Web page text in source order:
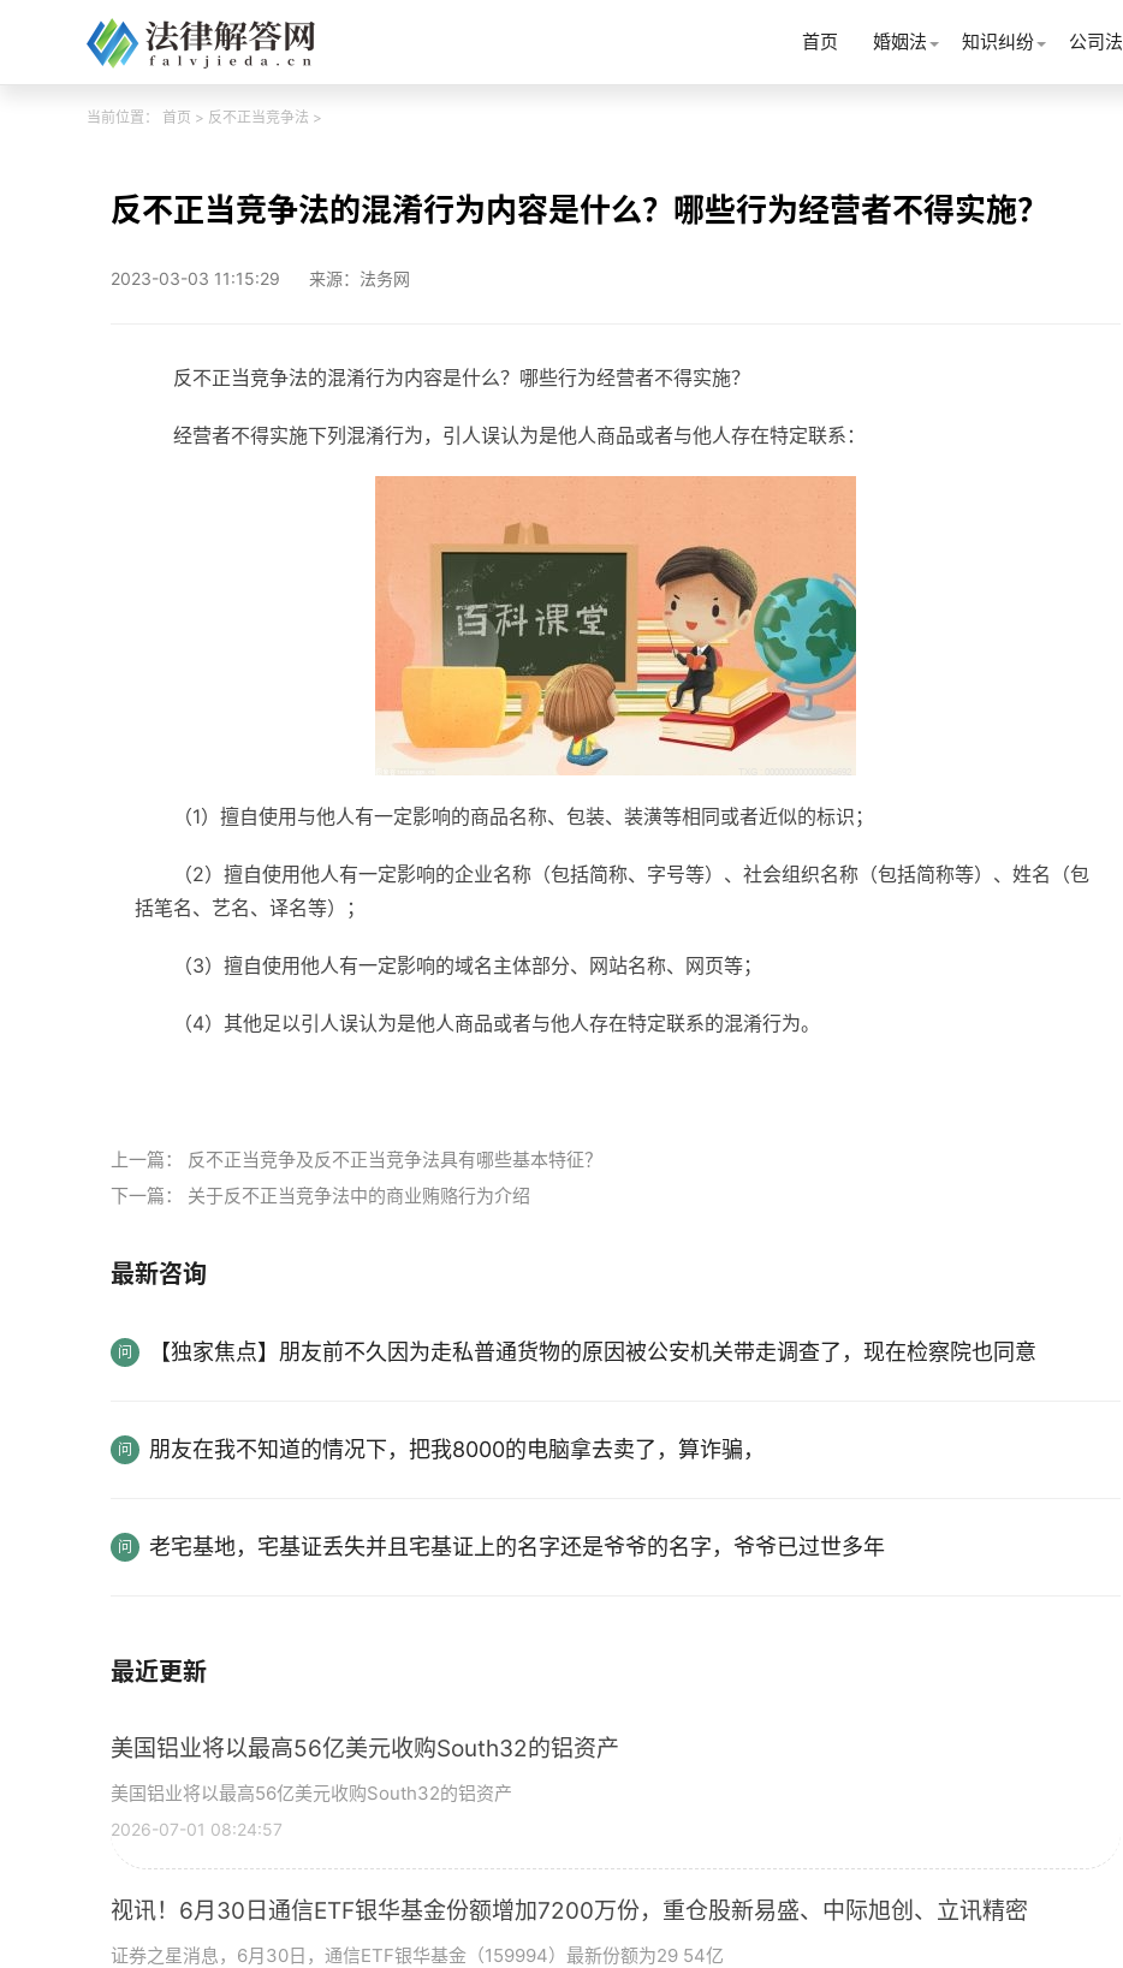
首页 婚姻法 知识纠纷 公司法
当前位置： 首页 > 反不正当竞争法 >
反不正当竞争法的混淆行为内容是什么？哪些行为经营者不得实施？
2023-03-03 11:15:29 来源：法务网
反不正当竞争法的混淆行为内容是什么？哪些行为经营者不得实施？
经营者不得实施下列混淆行为，引人误认为是他人商品或者与他人存在特定联系：
（1）擅自使用与他人有一定影响的商品名称、包装、装潢等相同或者近似的标识；
（2）擅自使用他人有一定影响的企业名称（包括简称、字号等）、社会组织名称（包括简称等）、姓名（包
括笔名、艺名、译名等）；
（3）擅自使用他人有一定影响的域名主体部分、网站名称、网页等；
（4）其他足以引人误认为是他人商品或者与他人存在特定联系的混淆行为。
上一篇： 反不正当竞争及反不正当竞争法具有哪些基本特征？
下一篇： 关于反不正当竞争法中的商业贿赂行为介绍
最新咨询
【独家焦点】朋友前不久因为走私普通货物的原因被公安机关带走调查了，现在检察院也同意
朋友在我不知道的情况下，把我8000的电脑拿去卖了，算诈骗，
老宅基地，宅基证丢失并且宅基证上的名字还是爷爷的名字，爷爷已过世多年
最近更新
美国铝业将以最高56亿美元收购South32的铝资产
美国铝业将以最高56亿美元收购South32的铝资产
2026-07-01 08:24:57
视讯！6月30日通信ETF银华基金份额增加7200万份，重仓股新易盛、中际旭创、立讯精密
证券之星消息，6月30日，通信ETF银华基金（159994）最新份额为29 54亿